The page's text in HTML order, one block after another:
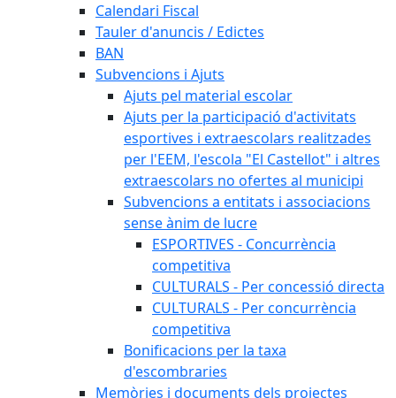
Calendari Fiscal
Tauler d'anuncis / Edictes
BAN
Subvencions i Ajuts
Ajuts pel material escolar
Ajuts per la participació d'activitats
esportives i extraescolars realitzades
per l'EEM, l'escola "El Castellot" i altres
extraescolars no ofertes al municipi
Subvencions a entitats i associacions
sense ànim de lucre
ESPORTIVES - Concurrència
competitiva
CULTURALS - Per concessió directa
CULTURALS - Per concurrència
competitiva
Bonificacions per la taxa
d'escombraries
Memòries i documents dels projectes